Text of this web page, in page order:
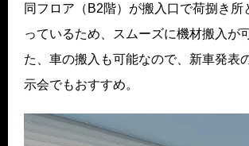
同フロア（B2階）が搬入口で荷捌き所
っているため、スムーズに機材搬入が
た、車の搬入も可能なので、新車発表
示会でもおすすめ。